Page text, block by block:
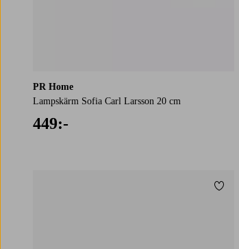
PR Home
Lampskärm Sofia Carl Larsson 20 cm
449:-